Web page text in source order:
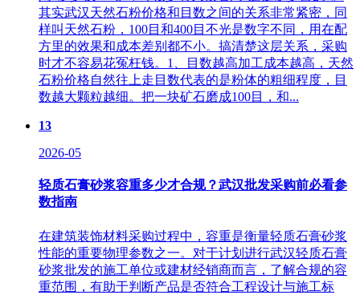
其实武汉天然石粉价格和目数之间的关系非常紧密，同
样叫天然石粉，100目和400目不光是数字不同，用在配
方里的效果和成本差别都不小。搞清楚这层关系，采购
时才不容易花冤枉钱。1、目数越高加工成本越高，天然
石粉价格自然往上走‌目数代表的是粉体的粗细程度，目
数越大颗粒越细。把一块矿石磨成100目，和...
13
2026-05
轻质石膏砂浆容重多少才合规？武汉批发采购前必看参
数指南
在建筑装饰材料采购过程中，容重是衡量轻质石膏砂浆
性能的重要物理参数之一。对于计划进行武汉轻质石膏
砂浆批发的施工单位或建材经销商而言，了解合规的容
重范围，有助于判断产品是否符合工程设计与施工标